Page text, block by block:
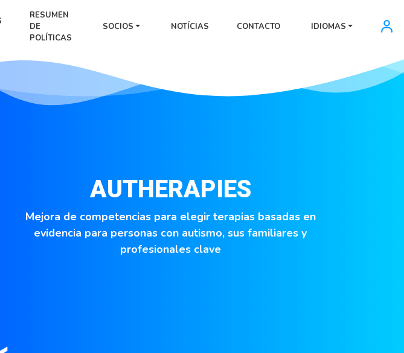
RESUMEN
DE
POLÍTICAS
SOCIOS NOTÍCIAS CONTACTO IDIOMAS
AUTHERAPIES
Mejora de competencias para elegir terapias basadas en
evidencia para personas con autismo, sus familiares y
profesionales clave